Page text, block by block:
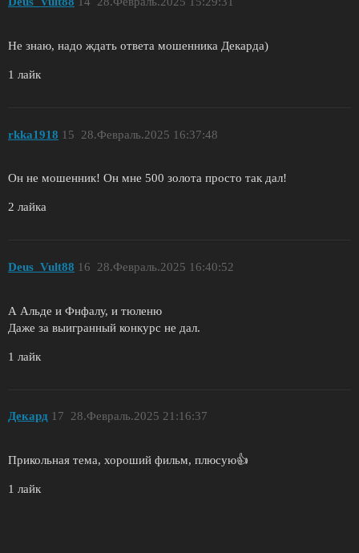
Не знаю, надо ждать ответа мошенника Декарда)
1 лайк
rkka1918 28.Февраль.2025 16:37:48
15
Он не мошенник! Он мне 500 золота просто так дал!
2 лайка
Deus_Vult88 28.Февраль.2025 16:40:52
16
А Альде и Фнфалу, и тюленю
Даже за выигранный конкурс не дал.
1 лайк
Декард 28.Февраль.2025 21:16:37
17
Прикольная тема, хороший фильм, плюсую👍
1 лайк